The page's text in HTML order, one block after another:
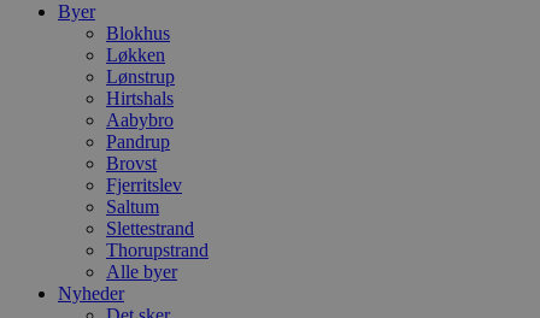
Byer
Blokhus
Løkken
Lønstrup
Hirtshals
Aabybro
Pandrup
Brovst
Fjerritslev
Saltum
Slettestrand
Thorupstrand
Alle byer
Nyheder